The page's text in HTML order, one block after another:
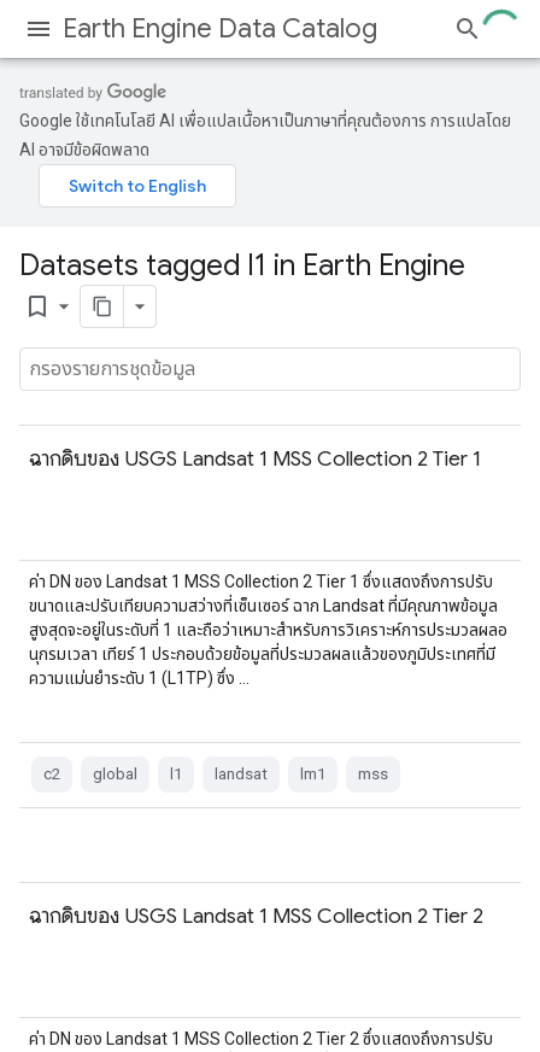
Earth Engine Data Catalog
Google ใช้เทคโนโลยี AI เพื่อแปลเนื้อหาเป็นภาษาที่คุณต้องการ การแปลโดย
AI อาจมีข้อผิดพลาด
Datasets tagged l1 in Earth Engine
bookmark_border
ฉากดิบของ USGS Landsat 1 MSS Collection 2 Tier 1
ค่า DN ของ Landsat 1 MSS Collection 2 Tier 1 ซึ่งแสดงถึงการปรับ
ขนาดและปรับเทียบความสว่างที่เซ็นเซอร์ ฉาก Landsat ที่มีคุณภาพข้อมูล
สูงสุดจะอยู่ในระดับที่ 1 และถือว่าเหมาะสำหรับการวิเคราะห์การประมวลผลอ
นุกรมเวลา เทียร์ 1 ประกอบด้วยข้อมูลที่ประมวลผลแล้วของภูมิประเทศที่มี
ความแม่นยำระดับ 1 (L1TP) ซึ่ง …
c2 global l1 landsat lm1 mss
ฉากดิบของ USGS Landsat 1 MSS Collection 2 Tier 2
ค่า DN ของ Landsat 1 MSS Collection 2 Tier 2 ซึ่งแสดงถึงการปรับ